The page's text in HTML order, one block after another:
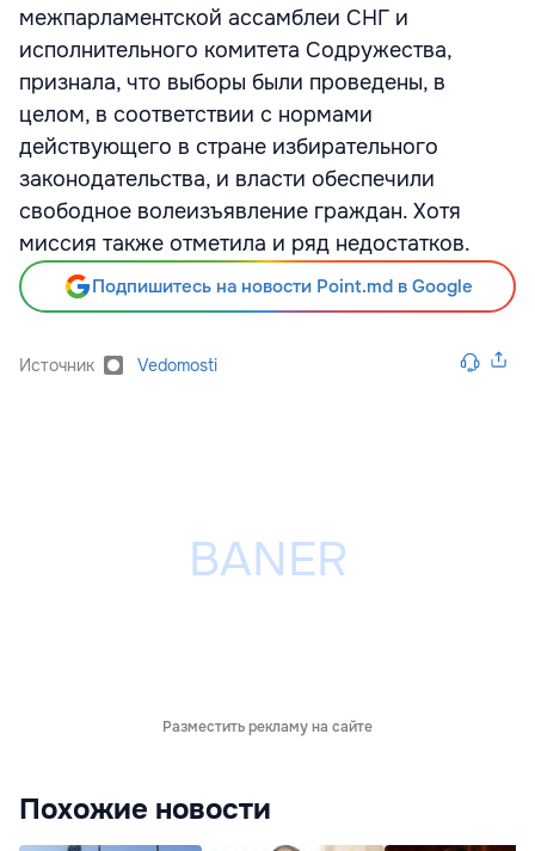
межпарламентской ассамблеи СНГ и
исполнительного комитета Содружества,
признала, что выборы были проведены, в
целом, в соответствии с нормами
действующего в стране избирательного
законодательства, и власти обеспечили
свободное волеизъявление граждан. Хотя
миссия также отметила и ряд недостатков.
Подпишитесь на новости Point.md в Google
Источник Vedomosti
Разместить рекламу на сайте
Похожие новости